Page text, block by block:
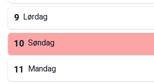
9 Lørdag
10 Søndag
11 Mandag